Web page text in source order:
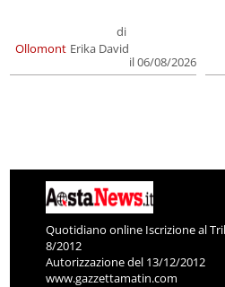
Ollomont
di
Erika David
il 06/08/2026
Quotidiano online Iscrizione al
8/2012
Autorizzazione del 13/12/2012
www.gazzettamatin.com